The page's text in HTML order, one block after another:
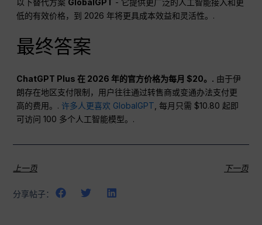
以下替代方案 GlobalGPT - 它提供更广泛的人工智能接入和更
低的有效价格，到 2026 年将更具成本效益和灵活性。.
最终答案
ChatGPT Plus 在 2026 年的官方价格为每月 $20。. 由于伊
朗存在地区支付限制，用户往往通过转售商或变通办法支付更
高的费用。.许多人更喜欢 GlobalGPT , 每月只需 $10.80 起即
可访问 100 多个人工智能模型。.
上一页 下一页
分享帖子：